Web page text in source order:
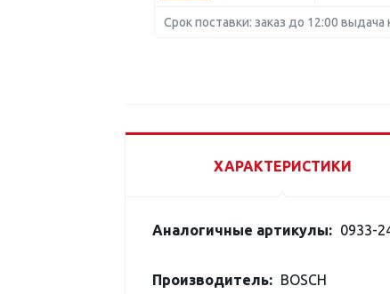
Срок поставки: заказ до 12:00 выдача
ХАРАКТЕРИСТИКИ
Аналогичные артикулы: 0933-
Производитель: BOSCH